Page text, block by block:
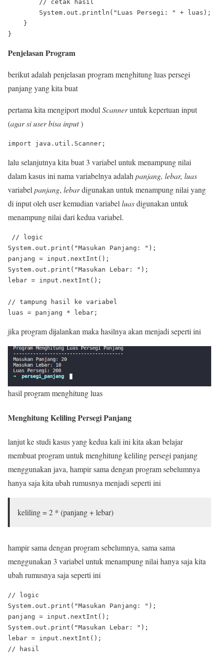
        // cetak hasil
        System.out.println("Luas Persegi: " + luas);
    }
Penjelasan Program
berikut adalah penjelasan program menghitung luas persegi
panjang yang kita buat
pertama kita mengiport modulScanneruntuk kepertuan input
(agar si user bisa input)
lalu selanjutnya kita buat 3 variabel untuk menampung nilai
dalam kasus ini nama variabelnya adalahpanjang, lebar, luas
variabelpanjang, lebardigunakan untuk menampung nilai yang
di input oleh user kemudian variabelluasdigunakan untuk
menampung nilai dari kedua variabel.
// logic
System.out.print("Masukan Panjang: ");
panjang = input.nextInt();
System.out.print("Masukan Lebar: ");
lebar = input.nextInt();
// tampung hasil ke variabel
jika program dijalankan maka hasilnya akan menjadi seperti ini
hasil program menghitung luas
Menghitung Keliling Persegi Panjang
lanjut ke studi kasus yang kedua kali ini kita akan belajar
membuat program untuk menghitung keliling persegi panjang
menggunakan java, hampir sama dengan program sebelumnya
hanya saja kita ubah rumusnya menjadi seperti ini
keliling = 2 * (panjang + lebar)
hampir sama dengan program sebelumnya, sama sama
menggunakan 3 variabel untuk menampung nilai hanya saja kita
ubah rumusnya saja seperti ini
// logic
System.out.print("Masukan Panjang: ");
panjang = input.nextInt();
System.out.print("Masukan Lebar: ");
lebar = input.nextInt();
// hasil